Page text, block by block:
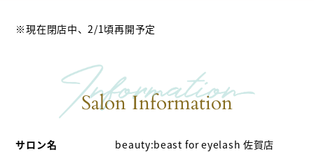
※現在閉店中、2/1頃再開予定
Salon Information
サロン名 beauty:beast for eyelash 佐賀店